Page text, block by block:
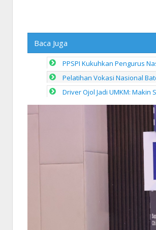
Baca Juga
PPSPI Kukuhkan Pengurus
Pelatihan Vokasi Nasional
Driver Ojol Jadi UMKM: